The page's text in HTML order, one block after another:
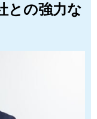
との強力な